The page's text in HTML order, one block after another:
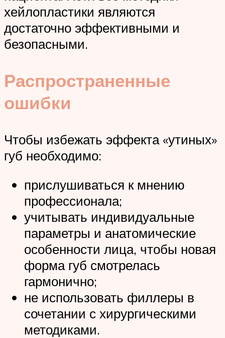
хейлопластики являются
достаточно эффективными и
безопасными.
Распространенные
ошибки
Чтобы избежать эффекта «утиных»
губ необходимо:
прислушиваться к мнению
профессионала;
учитывать индивидуальные
параметры и анатомические
особенности лица, чтобы новая
форма губ смотрелась
гармонично;
не использовать филлеры в
сочетании с хирургическими
методиками.